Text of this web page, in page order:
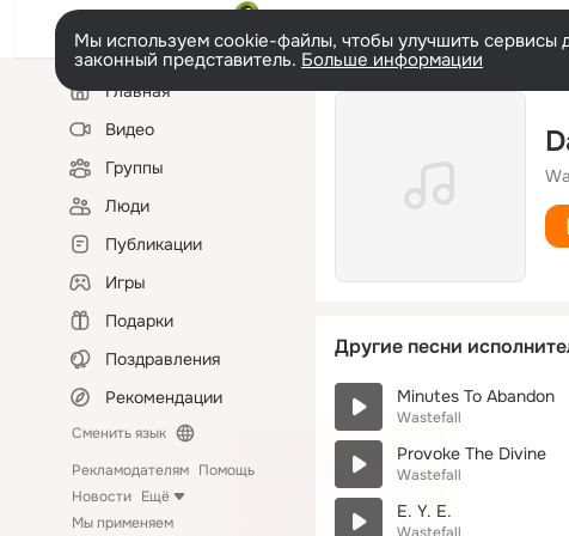
Мы используем cookie-файлы, чтобы улучшить сервисы
законный представитель. Больше информации
Левая
колонкаГлавная
Видео
Группы
Люди
Публикации
Игры
Подарки
Поздравления
Рекомендации
Сменить язык
Рекламодателям Помощь
Новости Ещё
Мы применяем
Другие песни
Minutes To Abandon
Wastefall
Provoke The Divine
Wastefall
E. Y. E.